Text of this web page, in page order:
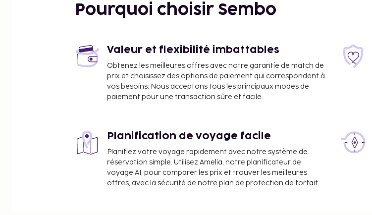
Vía España - 0,3 km
Église del Carmen - 0,3 km
Fiesta Casino - 0,6 km
Canopy Tower - 0,7 km
Baha’i House of Worship - 0,7 km
Soho City Center - 0,8 km
Sanctuaire national du Sacré-Cœur de Marie - 0,8 km
Luxor Towers - 0,9 km
Cinta Costera - 1 km
Avenue centrale - 1,1 km
Les aéroports les plus proches de l'établissement sont :
Pourquoi choisir Sembo
Valeur et flexibilité imbattables
Obtenez les meilleures offres avec notre garantie de match de
prix et choisissez des options de paiement qui correspondent à
vos besoins. Nous acceptons tous les principaux modes de
paiement pour une transaction sûre et facile.
Planification de voyage facile
Planifiez votre voyage rapidement avec notre système de
réservation simple. Utilisez Amelia, notre planificateur de
voyage AI, pour comparer les prix et trouver les meilleures
offres, avec la sécurité de notre plan de protection de forfait.